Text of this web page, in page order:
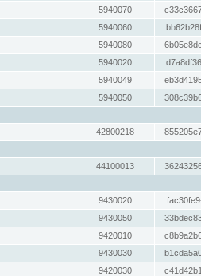
5940070
5940060
5940080
5940020
5940049
5940050
42800218
44100013
9430020
9430050
9420010
9430030
9420030